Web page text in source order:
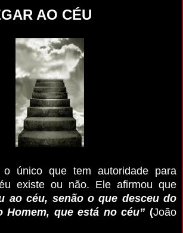
AO CÉU
único que tem autoridade para
existe ou não. Ele afirmou que
ao céu, senão o que desceu do
Homem, que está no céu” (João